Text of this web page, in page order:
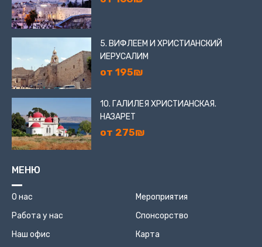
5. ВИФЛЕЕМ И ХРИСТИАНСКИЙ
ИЕРУСАЛИМ
от 195₪
10. ГАЛИЛЕЯ ХРИСТИАНСКАЯ.
НАЗАРЕТ
от 275₪
МЕНЮ
О нас
Работа у нас
Наш офис
Мероприятия
Спонсорство
Карта